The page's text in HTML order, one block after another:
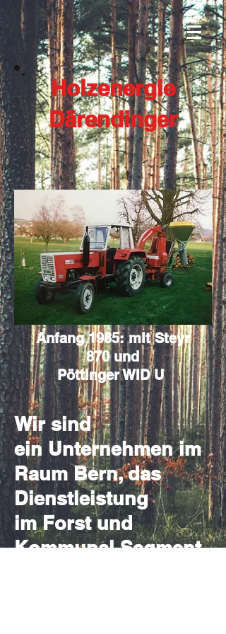
Holzenergie
Därendinger
Anfang 1985: mit Steyr
870 und
Pöttinger WID U
Wir sind
ein Unternehmen im
Raum Bern, das
Dienstleistung
im Forst und
Kommunal Segment